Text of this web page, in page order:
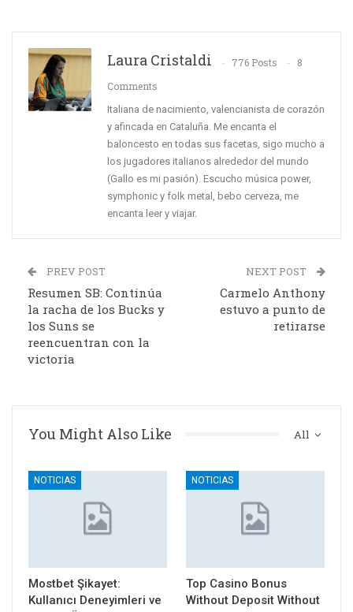
Laura Cristaldi 776 Posts
8
Comments
Italiana de nacimiento, valencianista de corazón
y afincada en Cataluña. Me encanta el
baloncesto en todas sus facetas, sigo mucho a
los jugadores italianos alrededor del mundo
(Gallo es mi pasión). Escucho música power,
symphonic y folk metal, bebo cerveza, me
encanta leer y viajar.
PREV POST
Resumen SB: Continúa
la racha de los Bucks y
los Suns se
reencuentran con la
victoria
NEXT POST
Carmelo Anthony
estuvo a punto de
retirarse
All
You Might Also Like
NOTICIAS
Mostbet Şikayet:
Kullanıcı Deneyimleri ve
NOTICIAS
Top Casino Bonus
Without Deposit Without